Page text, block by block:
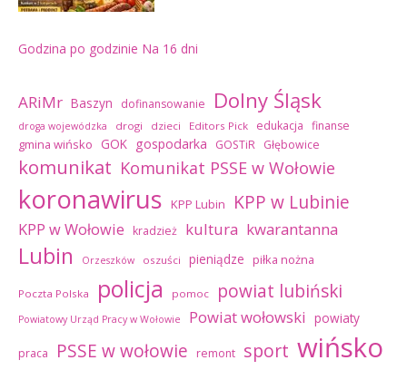
Godzina po godzinie Na 16 dni
ARiMr Baszyn dofinansowanie Dolny Śląsk
droga wojewódzka drogi dzieci Editors Pick edukacja finanse
gmina wińsko GOK gospodarka GOSTiR Głębowice
komunikat Komunikat PSSE w Wołowie
koronawirus KPP Lubin KPP w Lubinie
KPP w Wołowie kradzież kultura kwarantanna
Lubin Orzeszków oszuści pieniądze piłka nożna
Poczta Polska policja pomoc powiat lubiński
Powiatowy Urząd Pracy w Wołowie Powiat wołowski powiaty
praca PSSE w wołowie remont sport wińsko